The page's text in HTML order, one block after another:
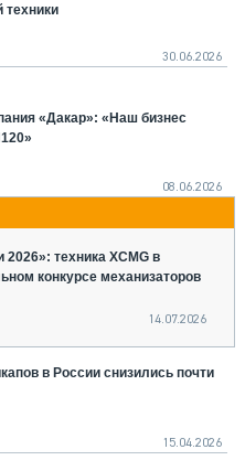
техники
30.06.2026
«Дакар»: «Наш бизнес
08.06.2026
техника XCMG в
конкурсе механизаторов
14.07.2026
в России снизились почти
15.04.2026